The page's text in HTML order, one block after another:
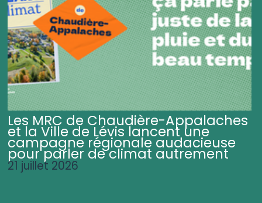
Les MRC de Chaudière-Appalaches
et la Ville de Lévis lancent une
campagne régionale audacieuse
pour parler de climat autrement
21 juillet 2026